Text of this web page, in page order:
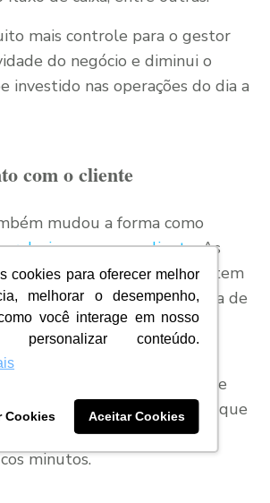
cookies para oferecer melhor
melhorar o desempenho,
você interage em nosso
conteúdo.
Cookies Aceitar Cookies
mais controle para o gestor
do negócio e diminui o
investido nas operações do dia a
com o cliente
mudou a forma como
relacionam com o cliente. As
recursos de chatbots permitem
o que auxilia muito na hora de
ou resolver problemas.
investido nas atividades e
da equipe, uma vez que
as necessidades dos
minutos.